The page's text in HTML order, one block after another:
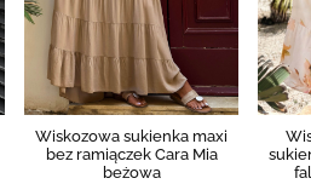
Wiskozowa sukienka maxi
bez ramiączek Cara Mia
beżowa